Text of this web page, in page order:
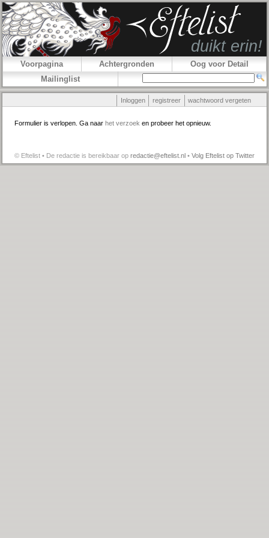
Voorpagina Achtergronden
Oog voor Detail
Mailinglist
Inloggen registreer wachtwoord vergeten
Formulier is verlopen. Ga naar het verzoek en probeer het opnieuw.
© Eftelist • De redactie is bereikbaar op redactie@eftelist.nl • Volg Eftelist op Twitter